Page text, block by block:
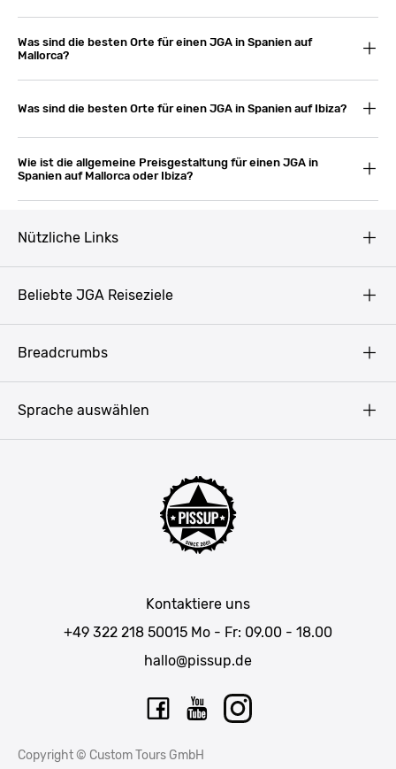
Was sind die besten Orte für einen JGA in Spanien auf
Mallorca?
Was sind die besten Orte für einen JGA in Spanien auf Ibiza?
Wie ist die allgemeine Preisgestaltung für einen JGA in
Spanien auf Mallorca oder Ibiza?
Nützliche Links
Presse
Mannschaftsfahrt Ideen
JGA in den Niederlanden
JGA in Spanien
Beliebte JGA Reiseziele
Bukarest
Krakau
Breadcrumbs
Kontaktiere uns
+49 322 218 50015 Mo - Fr: 09.00 - 18.00
hallo@pissup.de
Sprache auswählen
Copyright © Custom Tours GmbH